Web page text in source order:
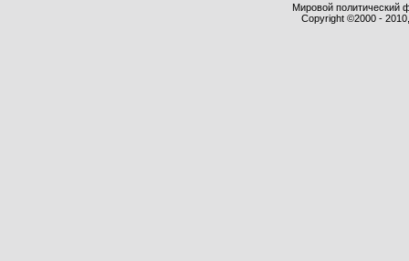
Мировой политический
Copyright ©2000 -